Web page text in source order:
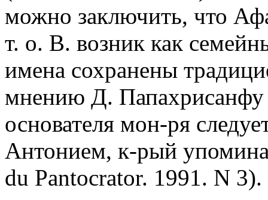
можно заключить, что
т. о. В. возник как
имена сохранены
мнению Д.
основателя мон-ря
Антонием, к-рый
du Pantocrator. 1991. N 3).